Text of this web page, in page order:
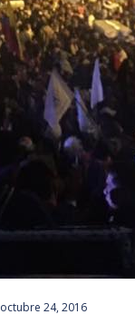
octubre 24, 2016